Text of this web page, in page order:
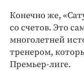
Конечно же,
со счетов. Это
многолетней
тренером,
Премьер-лиге.